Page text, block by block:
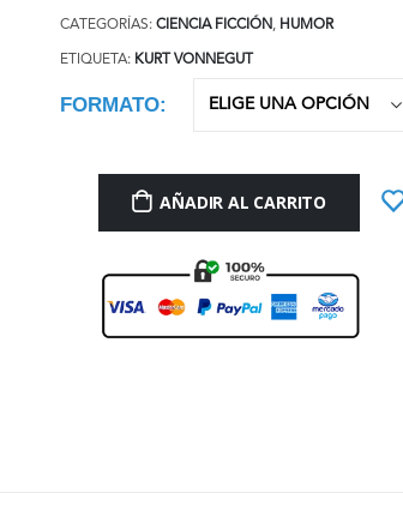
CATEGORÍAS: CIENCIA FICCIÓN, HUMOR
ETIQUETA: KURT VONNEGUT
FORMATO
AÑADIR AL CARRITO